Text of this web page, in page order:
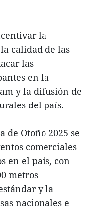
la
calidad de las
las
en la
y la difusión de
del país.
de Otoño 2025 se
comerciales
en el país, con
metros
y la
nacionales e